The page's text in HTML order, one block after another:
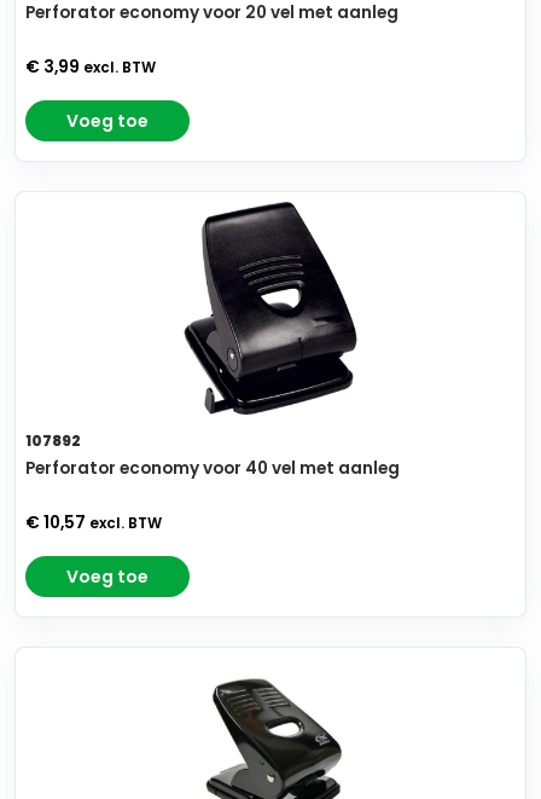
Perforator economy voor 20 vel met aanleg
€ 3,99 excl. BTW
Voeg toe
107892
Perforator economy voor 40 vel met aanleg
€ 10,57 excl. BTW
Voeg toe